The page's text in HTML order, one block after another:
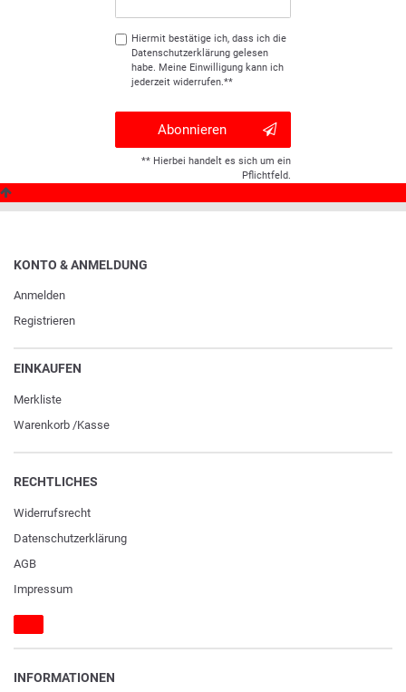
Hiermit bestätige ich, dass ich die
Daten­schutz­erklärunggelesen
habe. Meine Einwilligung kann ich
jederzeit widerrufen.**
Abonnieren
** Hierbei handelt es sich um ein
Pflichtfeld.
KONTO & ANMELDUNG
Anmelden
Registrieren
EINKAUFEN
Merkliste
Warenkorb /Kasse
RECHTLICHES
Widerrufs­recht
Daten­schutz­erklärung
AGB
Impressum
INFORMATIONEN